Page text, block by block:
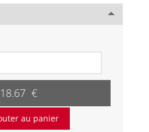
18.67 €